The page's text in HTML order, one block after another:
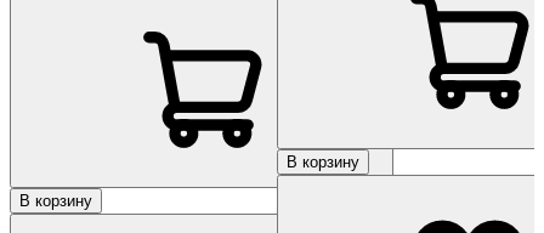
В корзину
В корзину